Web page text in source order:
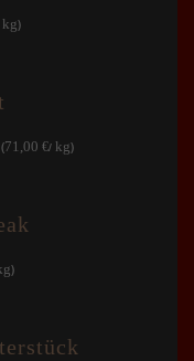
kg)
(71,00 €/ kg)
)